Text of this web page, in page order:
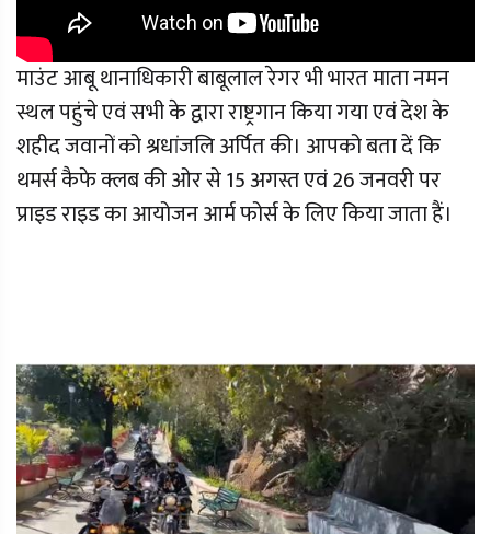
माउंट आबू थानाधिकारी बाबूलाल रेगर भी भारत माता नमन
स्थल पहुंचे एवं सभी के द्वारा राष्ट्रगान किया गया एवं देश के
शहीद जवानों को श्रधांजलि अर्पित की। आपको बता दें कि
थमर्स कैफे क्लब की ओर से 15 अगस्त एवं 26 जनवरी पर
प्राइड राइड का आयोजन आर्म फोर्स के लिए किया जाता हैं।